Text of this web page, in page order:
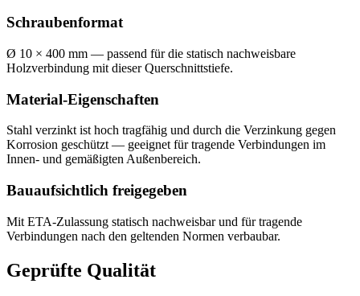
Schraubenformat
Ø 10 × 400 mm — passend für die statisch nachweisbare
Holzverbindung mit dieser Querschnittstiefe.
Material-Eigenschaften
Stahl verzinkt ist hoch tragfähig und durch die Verzinkung gegen
Korrosion geschützt — geeignet für tragende Verbindungen im
Innen- und gemäßigten Außenbereich.
Bauaufsichtlich freigegeben
Mit ETA-Zulassung statisch nachweisbar und für tragende
Verbindungen nach den geltenden Normen verbaubar.
Geprüfte Qualität